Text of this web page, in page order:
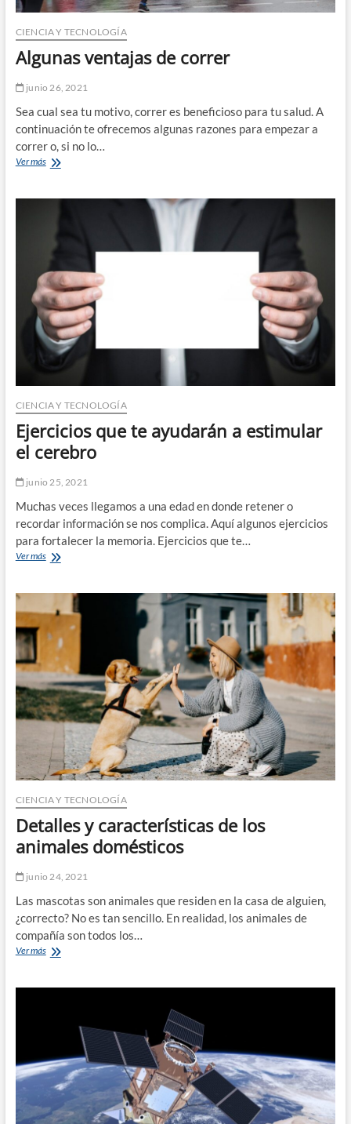
CIENCIA Y TECNOLOGÍA
Algunas ventajas de correr
junio 26, 2021
Sea cual sea tu motivo, correr es beneficioso para tu salud. A
continuación te ofrecemos algunas razones para empezar a
correr o, si no lo…
Ver másAlgunas
CIENCIA Y TECNOLOGÍA
Ejercicios que te ayudarán a estimular
el cerebro
junio 25, 2021
Muchas veces llegamos a una edad en donde retener o
recordar información se nos complica. Aquí algunos ejercicios
para fortalecer la memoria. Ejercicios que te…
Ver másEjercicios
ayudarán
a
estimular
el
cerebro
CIENCIA Y TECNOLOGÍA
Detalles y características de los
animales domésticos
junio 24, 2021
Las mascotas son animales que residen en la casa de alguien,
¿correcto? No es tan sencillo. En realidad, los animales de
compañía son todos los…
Ver másDetalles
domésticos